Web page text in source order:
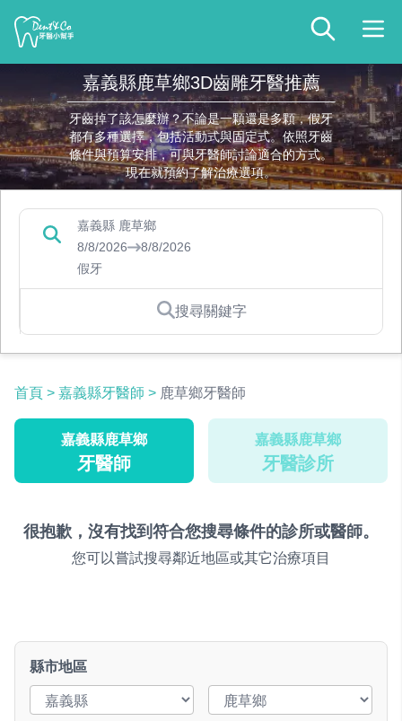
嘉義縣鹿草鄉3D齒雕牙醫推薦
牙齒掉了該怎麼辦？不論是一顆還是多顆，假牙
都有多種選擇，包括活動式與固定式。依照牙齒
條件與預算安排，可與牙醫師討論適合的方式。
現在就預約了解治療選項。
嘉義縣 鹿草鄉
8/8/2026
8/8/2026
假牙
搜尋關鍵字
首頁 > 嘉義縣牙醫師 > 鹿草鄉牙醫師
嘉義縣鹿草鄉
牙醫師
嘉義縣鹿草鄉
牙醫診所
很抱歉，沒有找到符合您搜尋條件的診所或醫師。
您可以嘗試搜尋鄰近地區或其它治療項目
縣市地區